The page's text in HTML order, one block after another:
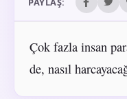
Çok fazla insan
de, nasıl